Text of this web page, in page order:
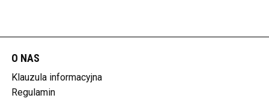
O NAS
Klauzula informacyjna
Regulamin